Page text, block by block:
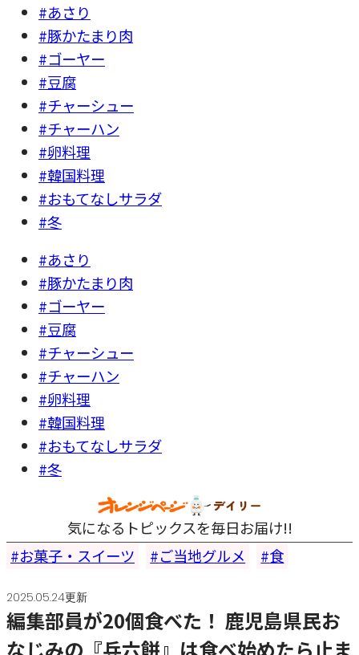
#あさり
#豚かたまり肉
#ゴーヤー
#豆腐
#チャーシュー
#チャーハン
#卵料理
#韓国料理
#おもてなしサラダ
#冬
#あさり
#豚かたまり肉
#ゴーヤー
#豆腐
#チャーシュー
#チャーハン
#卵料理
#韓国料理
#おもてなしサラダ
#冬
気になるトピックスを毎日お届け!!
お菓子・スイーツ
ご当地グルメ 食
2025.05.24更新
編集部員が20個食べた！ 鹿児島県民お
なじみの『兵六餅』は食べ始めたら止ま